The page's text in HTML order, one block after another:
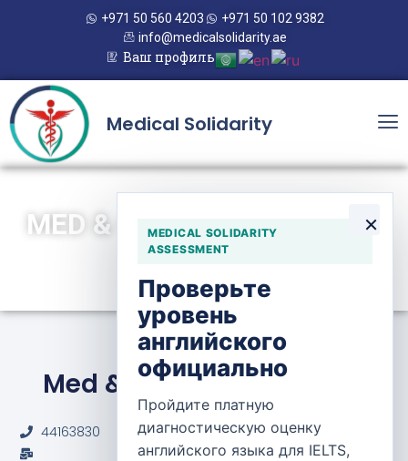
+971 50 560 4203
+971 50 102 9382
info@medicalsolidarity.ae
Ваш профиль
Medical Solidarity
×
MEDICAL SOLIDARITY
ASSESSMENT
Проверьте
уровень
английского
официально
Пройдите платную
диагностическую оценку
английского языка для IELTS,
MED & CURE PHARMACY —
AIN KHALED
Med & Cure Pharmacy —
Ain Khaled
44163830